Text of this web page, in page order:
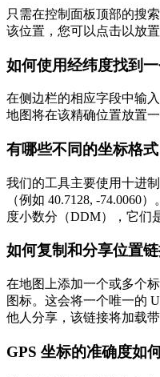
只需在控制面板顶部的搜
该位置，您可以点击以放
如何使用经纬度找到
在侧边栏的相应字段中输
地图将在该精确位置放置一
有哪些不同的坐标格
我们的工具主要使用十进
（例如 40.7128, -74.0060
度小数分（DDM），它们
如何复制和分享位置链
在地图上添加一个或多个
图标。这会将一个唯一的
他人分享，该链接将加载
GPS 坐标的准确度如